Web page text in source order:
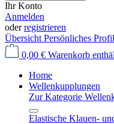
Ihr Konto
Anmelden
oderregistrieren
Übersicht Persönliches Profil
0,00 € Warenkorb
Home
Wellenkupplungen
Zur Kategorie
Elastische Klauen-